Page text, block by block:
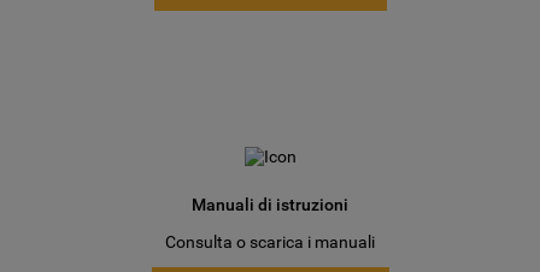
Manuali di istruzioni
Consulta o scarica i manuali